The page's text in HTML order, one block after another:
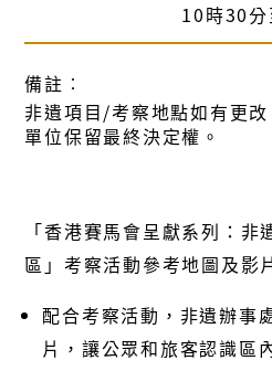
10時30
備註︰
非遺項目/考察地點如有更
單位保留最終決定權。
「香港賽馬會呈獻系列：
區」考察活動參考地圖及影
配合考察活動，非遺辦事
片，讓公眾和旅客認識區